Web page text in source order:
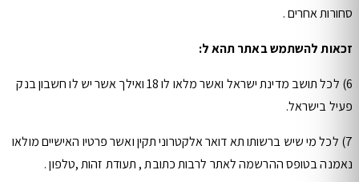
סחורות אחרים .
זכאות להשתמש באתר תהא ל:
6) לכל תושב מדינת ישראל ואשר מלאו לו 18 ואילך אשר יש לו חשבון בנק
פעיל בישראל.
7) לכל מי שיש ברשותו תא דואר אלקטרוני תקין ואשר פרטיו האישיים מולאו
נאמנה בטופס ההרשמה לאתר לרבות כתובת , תעודת זהות ,טלפון .